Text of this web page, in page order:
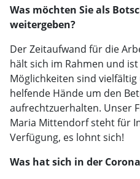
Was möchten Sie als
weitergeben?
Der Zeitaufwand für die
hält sich im Rahmen und
Möglichkeiten sind
helfende Hände um den
aufrechtzuerhalten. Unser
Maria Mittendorf steht für
Verfügung, es lohnt sich!
Was hat sich in der